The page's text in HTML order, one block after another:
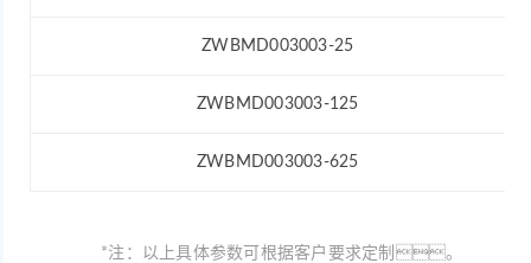
ZWBMD003003-25
ZWBMD003003-125
ZWBMD003003-625
*注：以上具体参数可根据客户要求定制。